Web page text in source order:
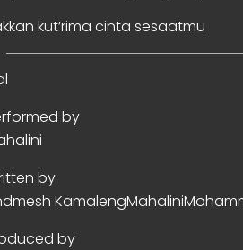
kut’rima cinta sesaatmu
by
by
by